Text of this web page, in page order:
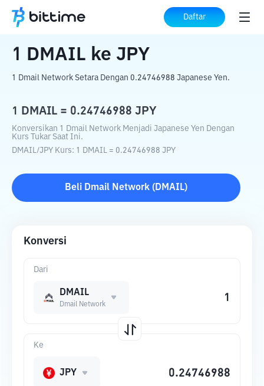
Daftar
Beranda Konverter Kripto DMAIL JPY
1 DMAIL ke JPY
1 Dmail Network Setara Dengan 0.24746988 Japanese Yen.
1 DMAIL = 0.24746988 JPY
Konversikan 1 Dmail Network Menjadi Japanese Yen Dengan
Kurs Tukar Saat Ini.
DMAIL/JPY Kurs: 1 DMAIL = 0.24746988 JPY
Beli Dmail Network ( DMAIL)
Konversi
Dari
DMAIL
Dmail Network
Ke
JPY